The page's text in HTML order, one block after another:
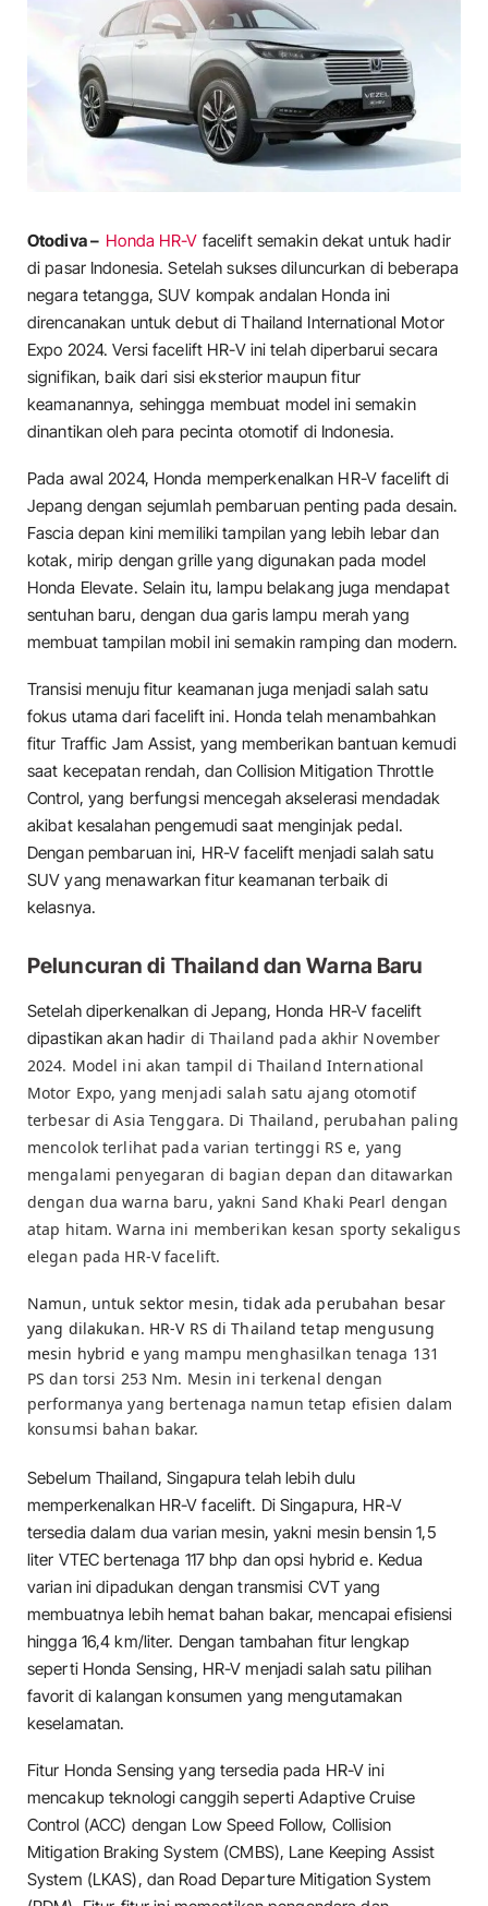
Otodiva – Honda HR-V facelift semakin dekat untuk hadir
di pasar Indonesia. Setelah sukses diluncurkan di beberapa
negara tetangga, SUV kompak andalan Honda ini
direncanakan untuk debut di Thailand International Motor
Expo 2024. Versi facelift HR-V ini telah diperbarui secara
signifikan, baik dari sisi eksterior maupun fitur
keamanannya, sehingga membuat model ini semakin
dinantikan oleh para pecinta otomotif di Indonesia.
Pada awal 2024, Honda memperkenalkan HR-V facelift di
Jepang dengan sejumlah pembaruan penting pada desain.
Fascia depan kini memiliki tampilan yang lebih lebar dan
kotak, mirip dengan grille yang digunakan pada model
Honda Elevate. Selain itu, lampu belakang juga mendapat
sentuhan baru, dengan dua garis lampu merah yang
membuat tampilan mobil ini semakin ramping dan modern.
Transisi menuju fitur keamanan juga menjadi salah satu
fokus utama dari facelift ini. Honda telah menambahkan
fitur Traffic Jam Assist, yang memberikan bantuan kemudi
saat kecepatan rendah, dan Collision Mitigation Throttle
Control, yang berfungsi mencegah akselerasi mendadak
akibat kesalahan pengemudi saat menginjak pedal.
Dengan pembaruan ini, HR-V facelift menjadi salah satu
SUV yang menawarkan fitur keamanan terbaik di
kelasnya.
Peluncuran di Thailand dan Warna Baru
Setelah diperkenalkan di Jepang, Honda HR-V facelift
dipastikan akan hadir diThailand pada akhir November
2024. Model ini akan tampil di Thailand International
Motor Expo, yang menjadi salah satu ajang otomotif
terbesar di Asia Tenggara. Di Thailand, perubahan paling
mencolok terlihat pada varian tertinggi RS e, yang
mengalami penyegaran di bagian depan dan ditawarkan
dengan dua warna baru, yakni Sand Khaki Pearl dengan
atap hitam. Warna ini memberikan kesan sporty sekaligus
elegan pada HR-V facelift.
Namun, untuk sektor mesin, tidak ada perubahan besar
yang dilakukan. HR-V RS di Thailand tetap mengusung
mesin hybrid e yang mampu menghasilkan tenaga 131
PS dan torsi 253 Nm. Mesin ini terkenal dengan
performanya yang bertenaga namun tetap efisien dalam
konsumsi bahan bakar.
Sebelum Thailand, Singapura telah lebih dulu
memperkenalkan HR-V facelift. Di Singapura, HR-V
tersedia dalam dua varian mesin, yakni mesin bensin 1,5
liter VTEC bertenaga 117 bhp dan opsi hybrid e. Kedua
varian ini dipadukan dengan transmisi CVT yang
membuatnya lebih hemat bahan bakar, mencapai efisiensi
hingga 16,4 km/liter. Dengan tambahan fitur lengkap
seperti Honda Sensing, HR-V menjadi salah satu pilihan
favorit di kalangan konsumen yang mengutamakan
keselamatan.
Fitur Honda Sensing yang tersedia pada HR-V ini
mencakup teknologi canggih seperti Adaptive Cruise
Control (ACC) dengan Low Speed Follow, Collision
Mitigation Braking System (CMBS), Lane Keeping Assist
System (LKAS), dan Road Departure Mitigation System